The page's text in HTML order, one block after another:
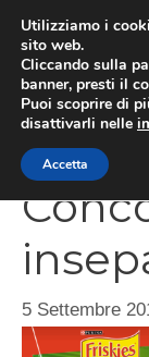
contenuto
5 Settembre
Utilizziamo i
sito web.
Cliccando sulla
banner, presti il
Puoi scoprire di
disattivarli nelle
Accetta